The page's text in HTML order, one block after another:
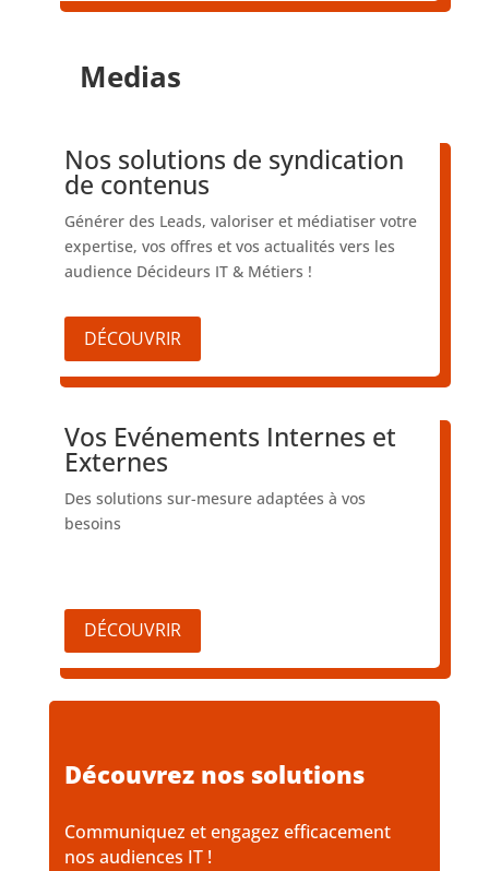
Medias
Nos solutions de syndication
de contenus
Générer des Leads, valoriser et médiatiser votre
expertise, vos offres et vos actualités vers les
audience Décideurs IT & Métiers !
DÉCOUVRIR
Vos Evénements Internes et
Externes
Des solutions sur-mesure adaptées à vos
besoins
DÉCOUVRIR
Découvrez nos solutions
Communiquez et engagez efficacement
nos audiences IT !